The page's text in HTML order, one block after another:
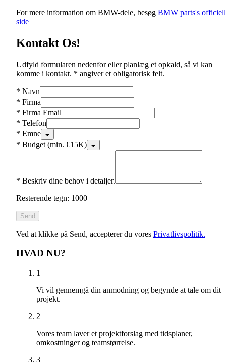
For mere information om BMW-dele, besøg BMW parts's
side
Kontakt Os!
Udfyld formularen nedenfor eller planlæg et opkald, så vi kan
komme i kontakt. * angiver et obligatorisk felt.
* Navn
* Firma
* Firma Email
* Telefon
* Emne
* Budget (min. €15K)
* Beskriv dine behov i detaljer.
Resterende tegn: 1000
Send
Ved at klikke på Send, accepterer du vores Privatlivspolitik.
HVAD NU?
1
Vi vil gennemgå din anmodning og begynde at tale om dit
projekt.
2
Vores team laver et projektforslag med tidsplaner,
omkostninger og teamstørrelse.
3